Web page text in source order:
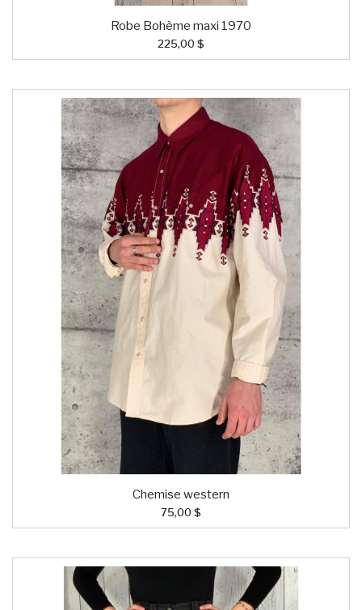
Robe Bohème maxi 1970
225,00 $
Chemise western
75,00 $